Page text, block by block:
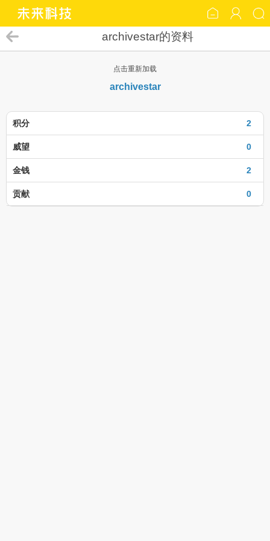
archivestar的资料
点击重新加载
archivestar
2
积分
0
威望
2
金钱
0
贡献